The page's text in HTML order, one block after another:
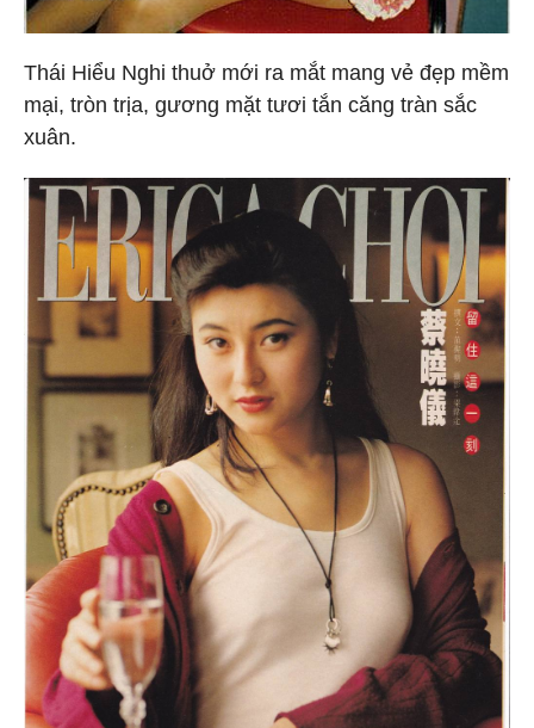
Thái Hiểu Nghi thuở mới ra mắt mang vẻ đẹp mềm
mại, tròn trịa, gương mặt tươi tắn căng tràn sắc
xuân.